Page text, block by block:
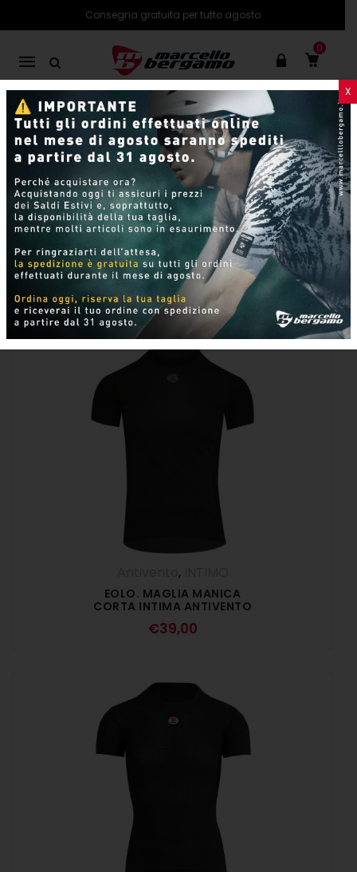
Consegna gratuita per tutto agosto
Mobile
navigation
0
PRODOTTI
SHOP ONLINE Pagina 18
Skip to content
Per pagina
,
EOLO. MAGLIA MANICA
CORTA INTIMA ANTIVENTO
– NERO
€39,00
X